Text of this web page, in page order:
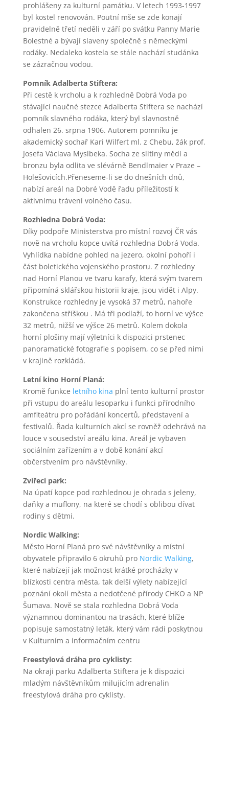
prohlášeny za kulturní památku. V letech 1993-1997
byl kostel renovován. Poutní mše se zde konají
pravidelně třetí neděli v září po svátku Panny Marie
Bolestné a bývají slaveny společně s německými
rodáky. Nedaleko kostela se stále nachází studánka
se zázračnou vodou.
Pomník Adalberta Stiftera:
Při cestě k vrcholu a k rozhledně Dobrá Voda po
stávající naučné stezce Adalberta Stiftera se nachází
pomník slavného rodáka, který byl slavnostně
odhalen 26. srpna 1906. Autorem pomníku je
akademický sochař Kari Wilfert ml. z Chebu, žák prof.
Josefa Václava Myslbeka. Socha ze slitiny mědi a
bronzu byla odlita ve slévárně Bendlmaier v Praze –
Holešovicích.Přeneseme-li se do dnešních dnů,
nabízí areál na Dobré Vodě řadu příležitostí k
aktivnímu trávení volného času.
Rozhledna Dobrá Voda:
Díky podpoře Ministerstva pro místní rozvoj ČR vás
nově na vrcholu kopce uvítá rozhledna Dobrá Voda.
Vyhlídka nabídne pohled na jezero, okolní pohoří i
část boletického vojenského prostoru. Z rozhledny
nad Horní Planou ve tvaru karafy, která svým tvarem
připomíná sklářskou historii kraje, jsou vidět i Alpy.
Konstrukce rozhledny je vysoká 37 metrů, nahoře
zakončena stříškou . Má tři podlaží, to horní ve výšce
32 metrů, nižší ve výšce 26 metrů. Kolem dokola
horní plošiny mají výletníci k dispozici prstenec
panoramatické fotografie s popisem, co se před nimi
v krajině rozkládá.
Letní kino Horní Planá:
Kromě funkce letního kina plní tento kulturní prostor
při vstupu do areálu lesoparku i funkci přírodního
amfiteátru pro pořádání koncertů, představení a
festivalů. Řada kulturních akcí se rovněž odehrává na
louce v sousedství areálu kina. Areál je vybaven
sociálním zařízením a v době konání akcí
občerstvením pro návštěvníky.
Zvířecí park:
Na úpatí kopce pod rozhlednou je ohrada s jeleny,
daňky a muflony, na které se chodí s oblibou dívat
rodiny s dětmi.
Nordic Walking:
Město Horní Planá pro své návštěvníky a místní
obyvatele připravilo 6 okruhů pro Nordic Walking,
které nabízejí jak možnost krátké procházky v
blízkosti centra města, tak delší výlety nabízející
poznání okolí města a nedotčené přírody CHKO a NP
Šumava. Nově se stala rozhledna Dobrá Voda
významnou dominantou na trasách, které blíže
popisuje samostatný leták, který vám rádi poskytnou
v Kulturním a informačním centru
Freestylová dráha pro cyklisty:
Na okraji parku Adalberta Stiftera je k dispozici
mladým návštěvníkům milujícím adrenalin
freestylová dráha pro cyklisty.